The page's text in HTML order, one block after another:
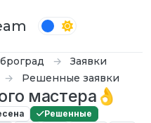
Заявки
Решенные заявки
мастера👌
Решенные